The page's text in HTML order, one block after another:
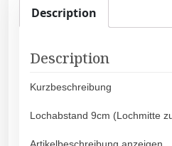
Description
Description
Kurzbeschreibung
Lochabstand 9cm (Lochmitte
Artikelbeschreibung anzeigen